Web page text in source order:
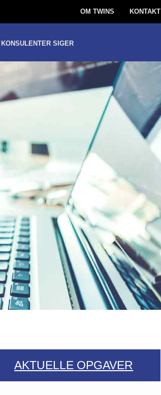
OM TWINS KONTAKT
SIGER
AKTUELLE OPGAVER